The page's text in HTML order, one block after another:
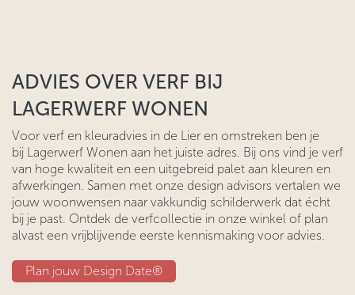
ADVIES OVER VERF BIJ
LAGERWERF WONEN
Voor verf en kleuradvies in de Lier en omstreken ben je
bij Lagerwerf Wonen aan het juiste adres. Bij ons vind je verf
van hoge kwaliteit en een uitgebreid palet aan kleuren en
afwerkingen. Samen met onze design advisors vertalen we
jouw woonwensen naar vakkundig schilderwerk dat écht
bij je past. Ontdek de verfcollectie in onze winkel of plan
alvast een vrijblijvende eerste kennismaking voor advies.
Plan jouw Design Date®